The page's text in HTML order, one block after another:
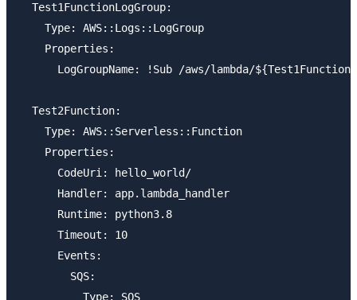
  Test1FunctionLogGroup:
    Type: AWS::Logs::LogGroup
    Properties:
      LogGroupName: !Sub /aws/lambda/${Test1Function}
  Test2Function:
    Type: AWS::Serverless::Function
    Properties:
      CodeUri: hello_world/
      Handler: app.lambda_handler
      Runtime: python3.8
      Timeout: 10
      Events:
        SQS:
          Type: SQS